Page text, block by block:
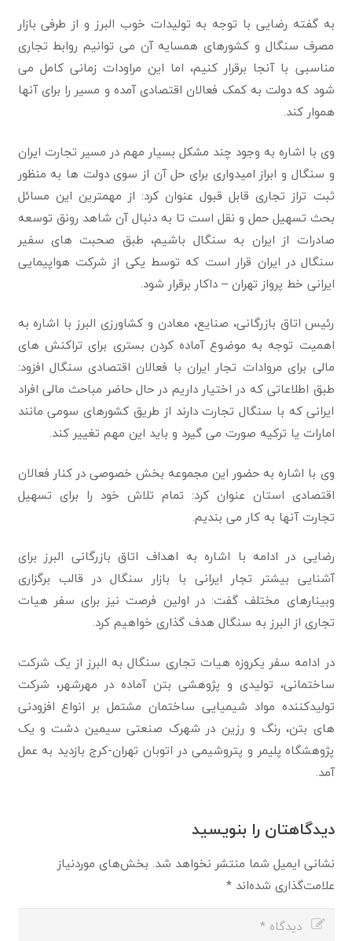
به گفته رضایی با توجه به تولیدات خوب البرز و از طرفی بازار
مصرف سنگال و کشورهای همسایه آن می توانیم روابط تجاری
مناسبی با آنجا برقرار کنیم، اما این مراودات زمانی کامل می
شود که دولت به کمک فعالان اقتصادی آمده و مسیر را برای آنها
هموار کند.
وی با اشاره به وجود چند مشکل بسیار مهم در مسیر تجارت ایران
و سنگال و ابراز امیدواری برای حل آن از سوی دولت ها به منظور
ثبت تراز تجاری قابل قبول عنوان کرد: از مهمترین این مسائل
بحث تسهیل حمل و نقل است تا به دنبال آن شاهد رونق توسعه
صادرات از ایران به سنگال باشیم، طبق صحبت های سفیر
سنگال در ایران قرار است که توسط یکی از شرکت هواپیمایی
ایرانی خط پرواز تهران – داکار برقرار شود.
رئیس اتاق بازرگانی، صنایع، معادن و کشاورزی البرز با اشاره به
اهمیت توجه به موضوع آماده کردن بستری برای تراکنش های
مالی برای مروادات تجار ایران با فعالان اقتصادی سنگال افزود:
طبق اطلاعاتی که در اختیار داریم در حال حاضر مباحث مالی افراد
ایرانی که با سنگال تجارت دارند از طریق کشورهای سومی مانند
امارات یا ترکیه صورت می گیرد و باید این مهم تغییر کند.
وی با اشاره به حضور این مجموعه بخش خصوصی در کنار فعالان
اقتصادی استان عنوان کرد: تمام تلاش خود را برای تسهیل
تجارت آنها به کار می بندیم.
رضایی در ادامه با اشاره به اهداف اتاق بازرگانی البرز برای
آشنایی بیشتر تجار ایرانی با بازار سنگال در قالب برگزاری
وبینارهای مختلف گفت: در اولین فرصت نیز برای سفر هیات
تجاری از البرز به سنگال هدف گذاری خواهیم کرد.
در ادامه سفر یکروزه هیات تجاری سنگال به البرز از یک شرکت‌
ساختمانی، تولیدی و پژوهشی بتن آماده در مهرشهر، شرکت
تولیدکننده مواد شیمیایی ساختمان مشتمل بر انواع افزودنی
های بتن، رنگ و رزین در شهرک صنعتی سیمین دشت و یک
پژوهشگاه پلیمر و پتروشیمی در اتوبان تهران-کرج بازدید به عمل
آمد.
دیدگاهتان را بنویسید
نشانی ایمیل شما منتشر نخواهد شد. بخش‌های موردنیاز
علامت‌گذاری شده‌اند*